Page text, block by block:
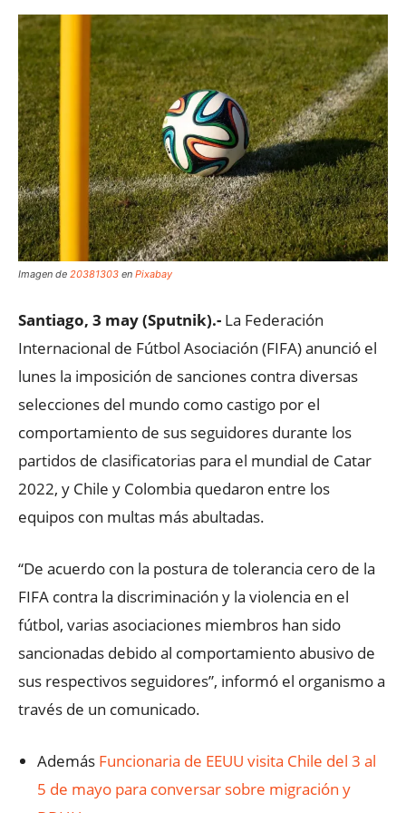
Imagen de 20381303 en Pixabay
Santiago, 3 may (Sputnik).- La Federación
Internacional de Fútbol Asociación (FIFA) anunció el
lunes la imposición de sanciones contra diversas
selecciones del mundo como castigo por el
comportamiento de sus seguidores durante los
partidos de clasificatorias para el mundial de Catar
2022, y Chile y Colombia quedaron entre los
equipos con multas más abultadas.
“De acuerdo con la postura de tolerancia cero de la
FIFA contra la discriminación y la violencia en el
fútbol, varias asociaciones miembros han sido
sancionadas debido al comportamiento abusivo de
sus respectivos seguidores”, informó el organismo a
través de un comunicado.
Además Funcionaria de EEUU visita Chile del 3 al
5 de mayo para conversar sobre migración y